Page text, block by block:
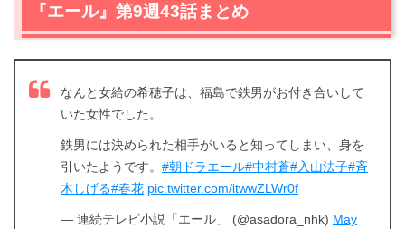
『エール』第9週43話まとめ
なんと女給の希穂子は、福島で鉄男がお付き合いして
いた女性でした。
鉄男には決められた相手がいると知ってしまい、身を
引いたようです。 #朝ドラエール#中村蒼#入山法子#斉
木しげる#春花 pic.twitter.com/itwwZLWr0f
— 連続テレビ小説「エール」 (@asadora_nhk) May